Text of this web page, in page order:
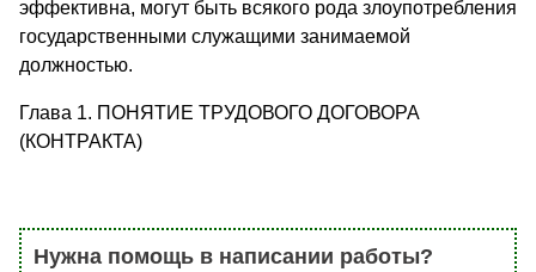
эффективна, могут быть всякого рода злоупотребления
государственными служащими занимаемой
должностью.
Глава 1. ПОНЯТИЕ ТРУДОВОГО ДОГОВОРА
(КОНТРАКТА)
Нужна помощь в написании работы?